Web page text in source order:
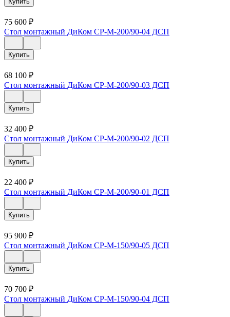
75 600 ₽
Стол монтажный ДиКом СР-М-200/90-04 ДСП
Купить
68 100 ₽
Стол монтажный ДиКом СР-М-200/90-03 ДСП
Купить
32 400 ₽
Стол монтажный ДиКом СР-М-200/90-02 ДСП
Купить
22 400 ₽
Стол монтажный ДиКом СР-М-200/90-01 ДСП
Купить
95 900 ₽
Стол монтажный ДиКом СР-М-150/90-05 ДСП
Купить
70 700 ₽
Стол монтажный ДиКом СР-М-150/90-04 ДСП